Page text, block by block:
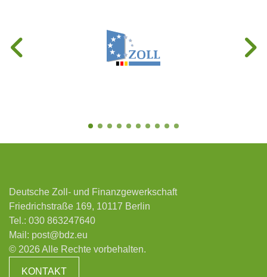
Deutsche Zoll- und Finanzgewerkschaft
Friedrichstraße 169, 10117 Berlin
Tel.: 030 863247640
Mail: post@bdz.eu
© 2026 Alle Rechte vorbehalten.
KONTAKT